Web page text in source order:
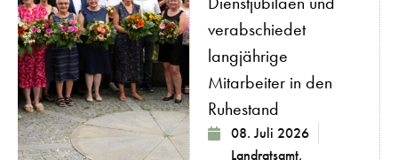
verabschiedet
langjährige
Mitarbeiter in den
Ruhestand
08. Juli 2026
Landratsamt,